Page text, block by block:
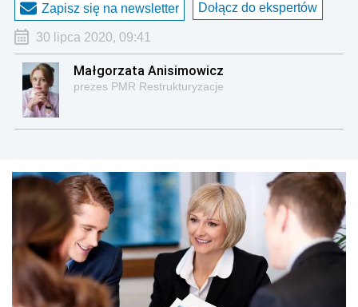
Zapisz się na newsletter Dołącz do ekspertów
30 lipca 2020, 09:41
Małgorzata Anisimowicz
prezes PMR Restrukturyzacje